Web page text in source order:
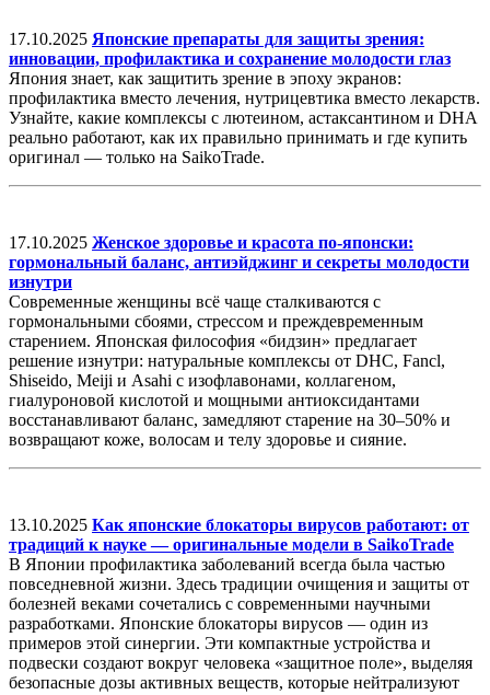
17.10.2025 Японские препараты для защиты зрения:
инновации, профилактика и сохранение молодости глаз
Япония знает, как защитить зрение в эпоху экранов:
профилактика вместо лечения, нутрицевтика вместо лекарств.
Узнайте, какие комплексы с лютеином, астаксантином и DHA
реально работают, как их правильно принимать и где купить
оригинал — только на SaikoTrade.
17.10.2025 Женское здоровье и красота по-японски:
гормональный баланс, антиэйджинг и секреты молодости
изнутри
Современные женщины всё чаще сталкиваются с
гормональными сбоями, стрессом и преждевременным
старением. Японская философия «бидзин» предлагает
решение изнутри: натуральные комплексы от DHC, Fancl,
Shiseido, Meiji и Asahi с изофлавонами, коллагеном,
гиалуроновой кислотой и мощными антиоксидантами
восстанавливают баланс, замедляют старение на 30–50% и
возвращают коже, волосам и телу здоровье и сияние.
13.10.2025 Как японские блокаторы вирусов работают: от
традиций к науке — оригинальные модели в SaikoTrade
В Японии профилактика заболеваний всегда была частью
повседневной жизни. Здесь традиции очищения и защиты от
болезней веками сочетались с современными научными
разработками. Японские блокаторы вирусов — один из
примеров этой синергии. Эти компактные устройства и
подвески создают вокруг человека «защитное поле», выделяя
безопасные дозы активных веществ, которые нейтрализуют